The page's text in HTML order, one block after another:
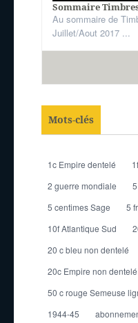
Sommaire
Au sommaire de
Juillet/Aout 2017 ...
Mots-clés
1c Empire dentelé
2 guerre mondiale
5 centimes Sage
5
10f Atlantique Sud
20 c bleu non dentelé
20c Empire non
50 c rouge Semeuse
1944-45